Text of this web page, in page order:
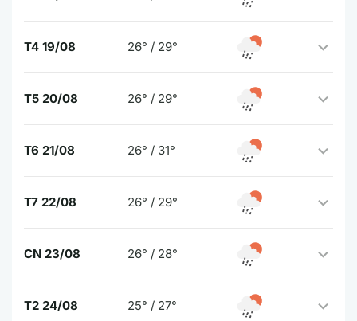
T4 19/08 26° / 29°
T5 20/08 26° / 29°
T6 21/08 26° / 31°
T7 22/08 26° / 29°
CN 23/08 26° / 28°
T2 24/08 25° / 27°